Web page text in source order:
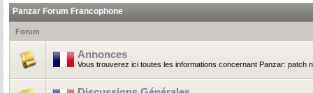
Panzar Forum Francophone
Forum
Annonces
Vous trouverez ici toutes les informations concernant Panzar: patch